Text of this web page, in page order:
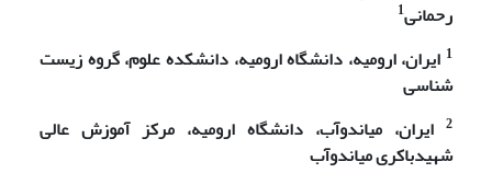
رحمانی1
1 ایران، ارومیه، دانشگاه ارومیه، دانشکده علوم، گروه زیست
شناسی
2 ایران، میاندوآب، دانشگاه ارومیه، مرکز آموزش عالی
شهیدباکری میاندوآب